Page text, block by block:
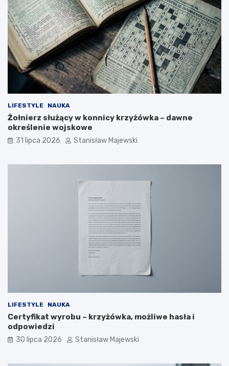
LIFESTYLE NAUKA
Żołnierz służący w konnicy krzyżówka – dawne
określenie wojskowe
31 lipca 2026 Stanisław Majewski
LIFESTYLE NAUKA
Certyfikat wyrobu – krzyżówka, możliwe hasła i
odpowiedzi
30 lipca 2026 Stanisław Majewski